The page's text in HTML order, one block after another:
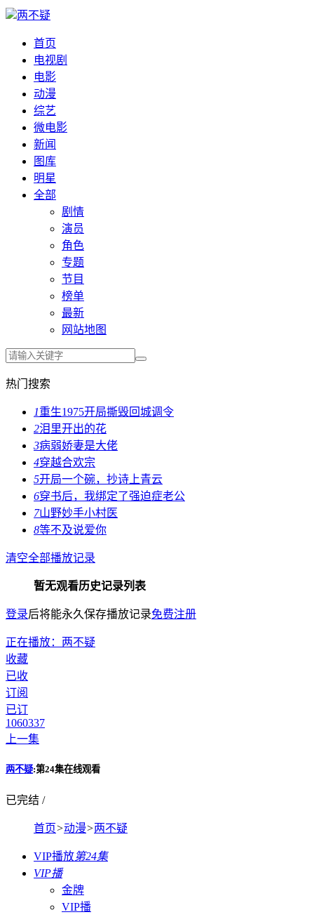
两不疑
首页
电视剧
电影
动漫
综艺
微电影
新闻
图库
明星
全部
剧情
演员
角色
专题
节目
榜单
最新
网站地图
热门搜索
1重生1975开局撕毁回城调令
2泪里开出的花
3病弱娇妻是大佬
4穿越合欢宗
5开局一个碗，抄诗上青云
6穿书后，我绑定了强迫症老公
7山野妙手小村医
8等不及说爱你
清空全部播放记录
暂无观看历史记录列表
登录后将能永久保存播放记录免费注册
正在播放：两不疑
收藏
已收
订阅
已订
1060337
上一集
两不疑:第24集在线观看
已完结 /
首页>动漫>两不疑
VIP播放第24集
VIP播
金牌
VIP播